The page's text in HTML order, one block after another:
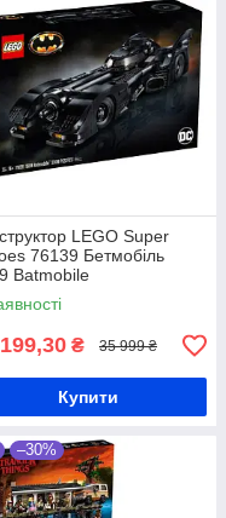
LEGO Super
76139 Бетмобіль
Batmobile
₴ 35 999 ₴
Купити
–30%